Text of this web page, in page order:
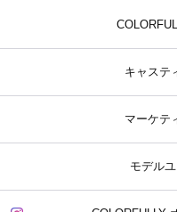
キャステ
マーケテ
モデル